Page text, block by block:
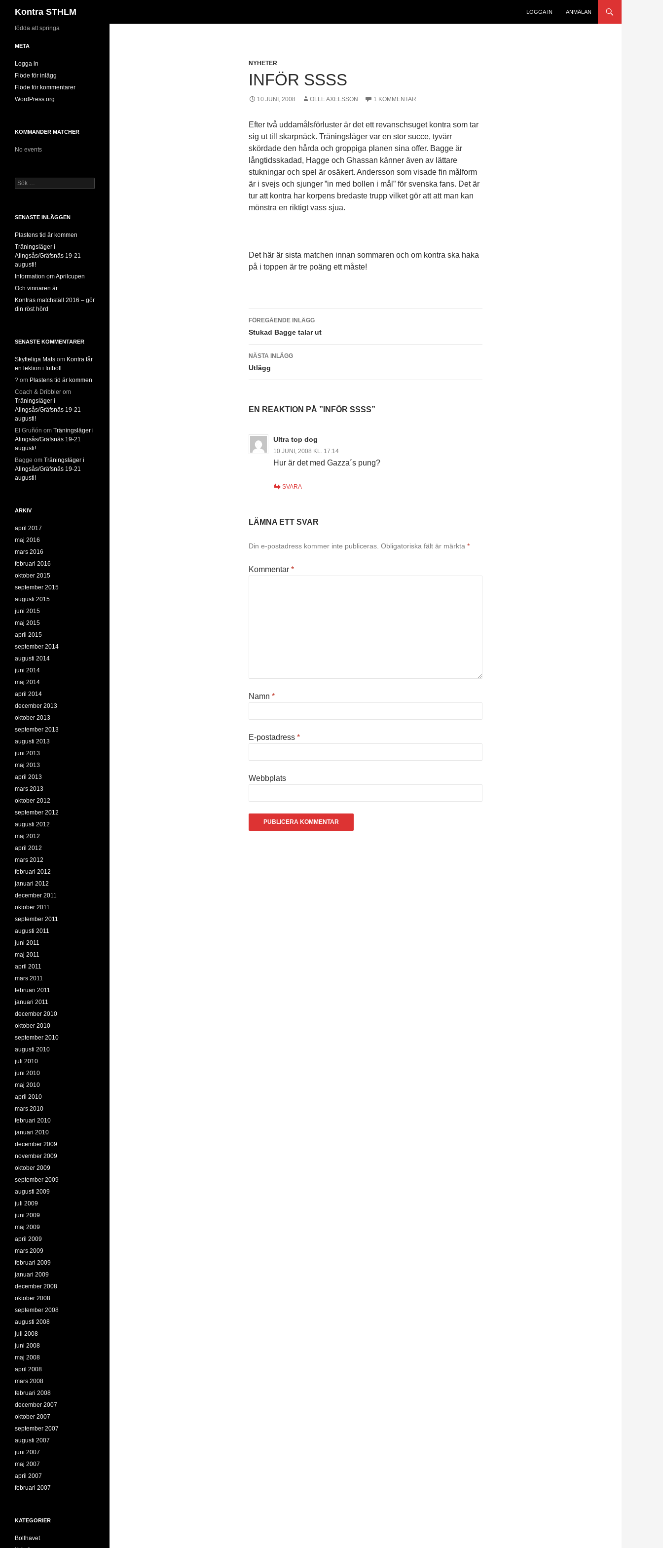
Hoppa
Kontra STHLM LOGGA IN ANMÄLAN
NYHETER
INFÖR SSSS
10 JUNI, 2008 OLLE AXELSSON 1 KOMMENTAR
Efter två uddamålsförluster är det ett revanschsuget kontra som tar
sig ut till skarpnäck. Träningsläger var en stor succe, tyvärr
skördade den hårda och groppiga planen sina offer. Bagge är
långtidsskadad, Hagge och Ghassan känner även av lättare
stukningar och spel är osäkert. Andersson som visade fin målform
är i svejs och sjunger ”in med bollen i mål” för svenska fans. Det är
tur att kontra har korpens bredaste trupp vilket gör att att man kan
mönstra en riktigt vass sjua.
Det här är sista matchen innan sommaren och om kontra ska haka
på i toppen är tre poäng ett måste!
Inläggsnavigering
FÖREGÅENDE INLÄGG
Stukad Bagge talar ut
NÄSTA INLÄGG
Utlägg
EN REAKTION PÅ ”INFÖR SSSS”
Ultra top dog
10 JUNI, 2008 KL. 17:14
Hur är det med Gazza´s pung?
SVARA
LÄMNA ETT SVAR
Din e-postadress kommer inte publiceras. Obligatoriska fält är märkta *
Kommentar *
Namn *
E-postadress *
Webbplats
födda att springa
META
Logga in
Flöde för inlägg
Flöde för kommentarer
WordPress.org
KOMMANDER MATCHER
No events
Sök
efter:
SENASTE INLÄGGEN
Plastens tid är kommen
Träningsläger i
Alingsås/Gräfsnäs 19-21
augusti!
Information om Aprilcupen
Och vinnaren är
Kontras matchställ 2016 – gör
din röst hörd
SENASTE KOMMENTARER
Skytteliga Mats om Kontra får
en lektion i fotboll
? om Plastens tid är kommen
Coach & Dribbler om
Träningsläger i
Alingsås/Gräfsnäs 19-21
augusti!
El Gruñón om Träningsläger i
Alingsås/Gräfsnäs 19-21
augusti!
Bagge om Träningsläger i
Alingsås/Gräfsnäs 19-21
augusti!
ARKIV
april 2017
maj 2016
mars 2016
februari 2016
oktober 2015
september 2015
augusti 2015
juni 2015
maj 2015
april 2015
september 2014
augusti 2014
juni 2014
maj 2014
april 2014
december 2013
oktober 2013
september 2013
augusti 2013
juni 2013
maj 2013
april 2013
mars 2013
oktober 2012
september 2012
augusti 2012
maj 2012
april 2012
mars 2012
februari 2012
januari 2012
december 2011
oktober 2011
september 2011
augusti 2011
juni 2011
maj 2011
april 2011
mars 2011
februari 2011
januari 2011
december 2010
oktober 2010
september 2010
augusti 2010
juli 2010
juni 2010
maj 2010
april 2010
mars 2010
februari 2010
januari 2010
december 2009
november 2009
oktober 2009
september 2009
augusti 2009
juli 2009
juni 2009
maj 2009
april 2009
mars 2009
februari 2009
januari 2009
december 2008
oktober 2008
september 2008
augusti 2008
juli 2008
juni 2008
maj 2008
april 2008
mars 2008
februari 2008
december 2007
oktober 2007
september 2007
augusti 2007
juni 2007
maj 2007
april 2007
februari 2007
KATEGORIER
Bollhavet